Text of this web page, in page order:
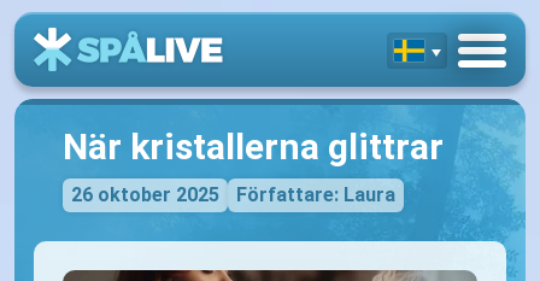
När kristallerna glittrar
26 oktober 2025 Författare: Laura